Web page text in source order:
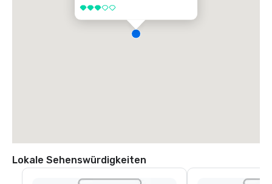
3 von 5
Lokale Sehenswürdigkeiten